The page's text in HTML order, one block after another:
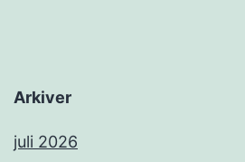
Arkiver
juli 2026